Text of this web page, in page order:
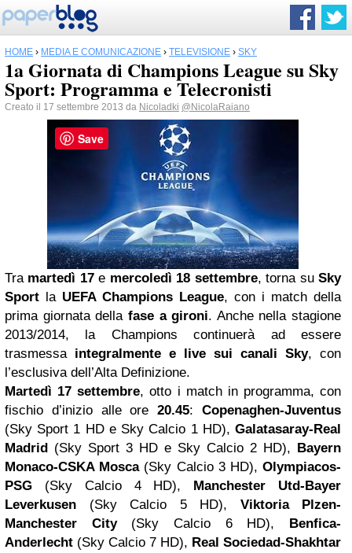
HOME › MEDIA E COMUNICAZIONE › TELEVISIONE › SKY
1a Giornata di Champions League su Sky
Sport: Programma e Telecronisti
Creato il 17 settembre 2013 da Nicoladki @NicolaRaiano
Tra martedì 17e mercoledì 18 settembre, torna suSky
Sport la UEFA Champions League, con i match della
prima giornata della fase a gironi. Anche nella stagione
2013/2014, la Champions continuerà ad essere
trasmessa integralmente e live sui canali Sky, con
l’esclusiva dell’Alta Definizione.
Martedì 17 settembre, otto i match in programma, con
fischio d’inizio alle ore20.45: Copenaghen-Juventus
(Sky Sport 1 HD e Sky Calcio 1 HD), Galatasaray-Real
Madrid (Sky Sport 3 HD e Sky Calcio 2 HD), Bayern
Monaco-CSKA Mosca(Sky Calcio 3 HD),Olympiacos-
PSG (Sky Calcio 4 HD), Manchester Utd-Bayer
Leverkusen (Sky Calcio 5 HD), Viktoria Plzen-
Manchester City(Sky Calcio 6 HD), Benfica-
Anderlecht (Sky Calcio 7 HD), Real Sociedad-Shakhtar
Save